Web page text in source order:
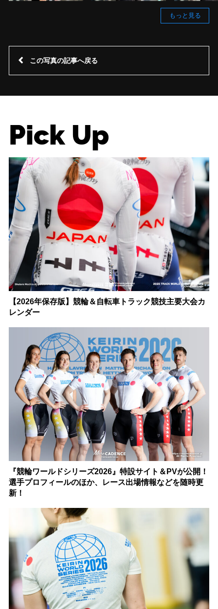
もっと見る
この写真の記事へ戻る
Pick Up
【2026年保存版】競輪＆自転車トラック競技主要大会カ
レンダー
『競輪ワールドシリーズ2026』特設サイト＆PVが公開！
選手プロフィールのほか、レース出場情報などを随時更
新！